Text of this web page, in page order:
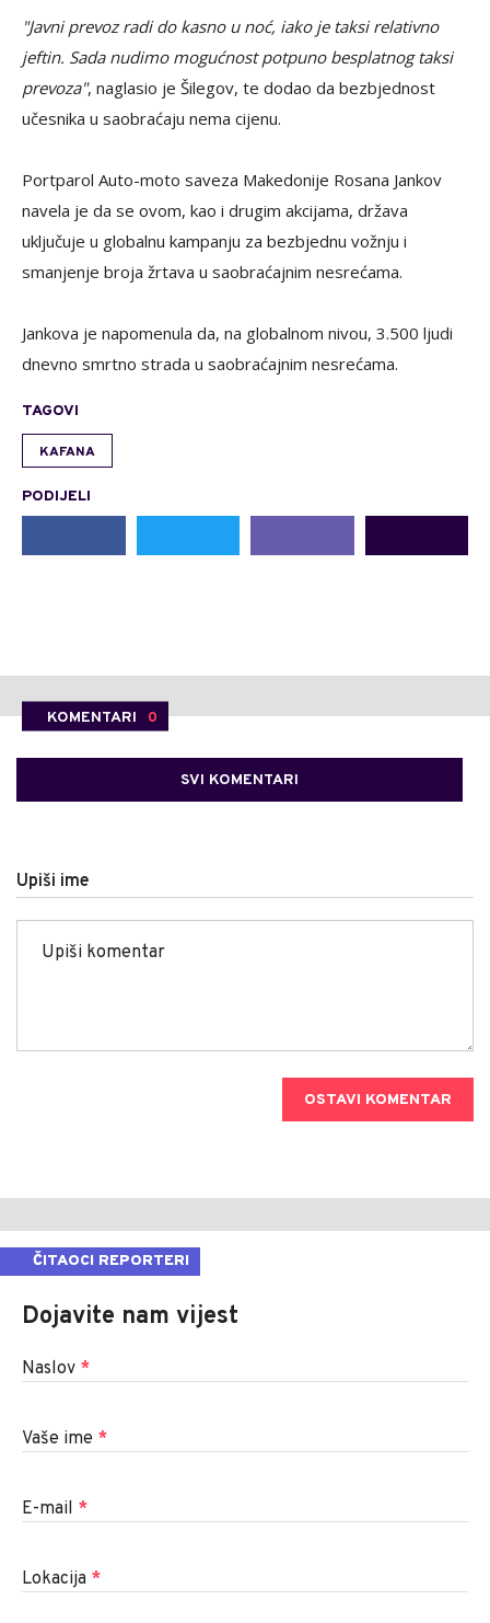
"Javni prevoz radi do kasno u noć, iako je taksi relativno
jeftin. Sada nudimo mogućnost potpuno besplatnog taksi
prevoza", naglasio je Šilegov, te dodao da bezbjednost
učesnika u saobraćaju nema cijenu.
Portparol Auto-moto saveza Makedonije Rosana Jankov
navela je da se ovom, kao i drugim akcijama, država
uključuje u globalnu kampanju za bezbjednu vožnju i
smanjenje broja žrtava u saobraćajnim nesrećama.
Jankova je napomenula da, na globalnom nivou, 3.500 ljudi
dnevno smrtno strada u saobraćajnim nesrećama.
TAGOVI
KAFANA
PODIJELI
KOMENTARI 0
SVI KOMENTARI
Upiši ime
OSTAVI KOMENTAR
ČITAOCI REPORTERI
Dojavite nam vijest
Naslov *
Vaše ime *
E-mail *
Lokacija *